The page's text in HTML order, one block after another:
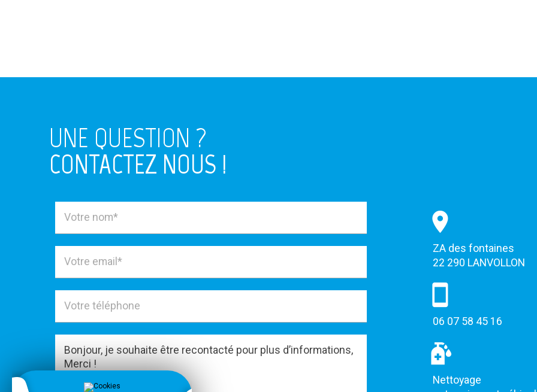
UNE QUESTION ?
CONTACTEZ NOUS !
ZA des fontaines
22 290 LANVOLLON
06 07 58 45 16
Nettoyage